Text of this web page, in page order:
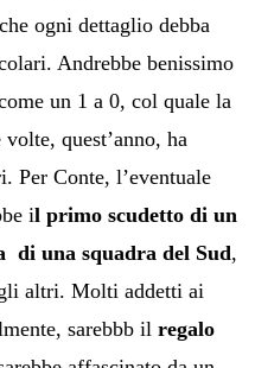
ogni dettaglio debba
Andrebbe benissimo
un 1 a 0, col quale la
quest’anno, ha
Per Conte, l’eventuale
il primo scudetto di un
di una squadra del Sud,
altri. Molti addetti ai
sarebbb il regalo